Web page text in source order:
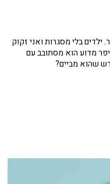
בלי מסגרות ואני זקוק
מדוע הוא מסתובב עם
שהוא מביים?